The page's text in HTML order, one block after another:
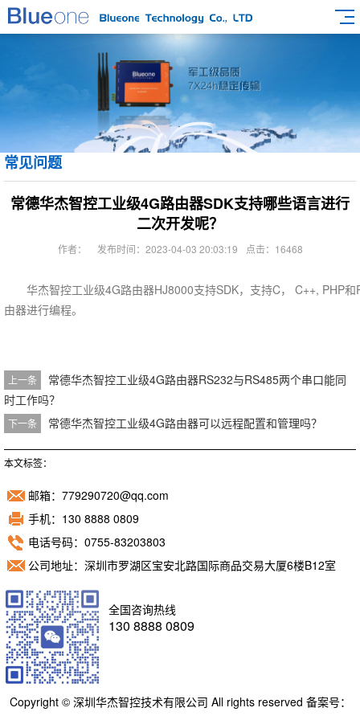
常见问题
常德华杰智控工业级4G路由器SDK支持哪些语言进行
二次开发呢？
作者： 发布时间：2023-04-03 20:03:19 点击：16468
华杰智控工业级4G路由器HJ8000支持SDK，支持C， C++, PHP
由器进行编程。
上一条
常德华杰智控工业级4G路由器RS232与RS485两个串口能同
时工作吗？
下一条 常德华杰智控工业级4G路由器可以远程配置和管理吗？
本文标签：
邮箱：779290720@qq.com
手机：130 8888 0809
电话号码：0755-83203803
公司地址：深圳市罗湖区宝安北路国际商品交易大厦6楼B12室
全国咨询热线
130 8888 0809
Copyright © 深圳华杰智控技术有限公司 All rights reserved 备案号：